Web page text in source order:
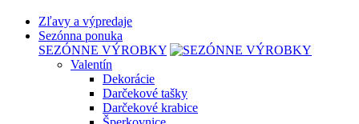
Zľavy a výpredaje
Sezónna ponuka
SEZÓNNE VÝROBKY
Valentín
Dekorácie
Darčekové tašky
Darčekové krabice